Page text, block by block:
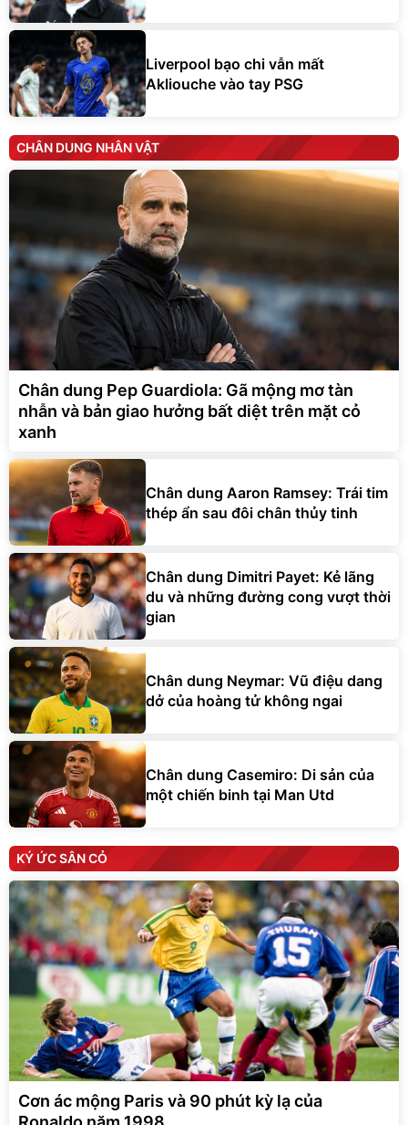
Liverpool bạo chi vẫn mất
Akliouche vào tay PSG
CHÂN DUNG NHÂN VẬT
Chân dung Pep Guardiola: Gã mộng mơ tàn
nhẫn và bản giao hưởng bất diệt trên mặt cỏ
xanh
Chân dung Aaron Ramsey: Trái tim
thép ẩn sau đôi chân thủy tinh
Chân dung Dimitri Payet: Kẻ lãng
du và những đường cong vượt thời
gian
Chân dung Neymar: Vũ điệu dang
dở của hoàng tử không ngai
Chân dung Casemiro: Di sản của
một chiến binh tại Man Utd
KÝ ỨC SÂN CỎ
Cơn ác mộng Paris và 90 phút kỳ lạ của